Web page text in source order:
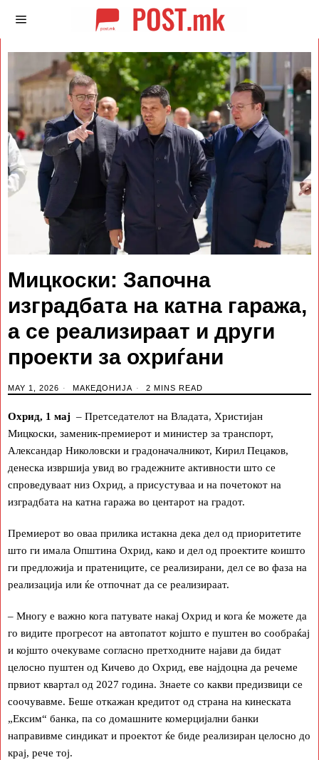
Мицкоски: Започна
изградбата на катна гаража,
а се реализираат и други
проекти за охриѓани
MAY 1, 2026 МАКЕДОНИЈА 2 MINS READ
Охрид, 1 мај – Претседателот на Владата, Христијан
Мицкоски, заменик-премиерот и министер за транспорт,
Александар Николовски и градоначалникот, Кирил Пецаков,
денеска извршија увид во градежните активности што се
спроведуваат низ Охрид, а присустуваа и на почетокот на
изградбата на катна гаража во центарот на градот.
Премиерот во оваа прилика истакна дека дел од приоритетите
што ги имала Општина Охрид, како и дел од проектите коишто
ги предложија и пратениците, се реализирани, дел се во фаза на
реализација или ќе отпочнат да се реализираат.
– Многу е важно кога патувате накај Охрид и кога ќе можете да
го видите прогресот на автопатот којшто е пуштен во сообраќај
и којшто очекуваме согласно претходните најави да бидат
целосно пуштен од Кичево до Охрид, еве најдоцна да речеме
првиот квартал од 2027 година. Знаете со какви предизвици се
соочувавме. Беше откажан кредитот од страна на кинеската
„Ексим“ банка, па со домашните комерцијални банки
направивме синдикат и проектот ќе биде реализиран целосно до
крај, рече тој.